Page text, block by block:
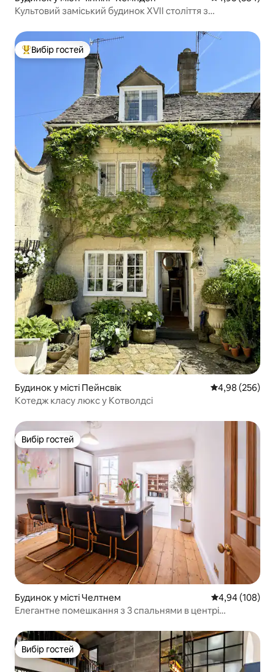
Культовий заміський будинок XVII століття з
Топ вибір гостей
Вибір гостей
Будинок у місті Пейнсвік Середня
4,98 (256)
Котедж класу люкс у Котволдсі
Вибір гостей
Вибір гостей
Будинок у місті Челтнем Середня
4,94 (108)
Елегантне помешкання з 3 спальнями в центрі
Вибір гостей
Вибір гостей